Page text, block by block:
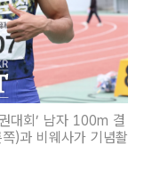
대회’ 남자 100m 결
)과 비웨사가 기념촬